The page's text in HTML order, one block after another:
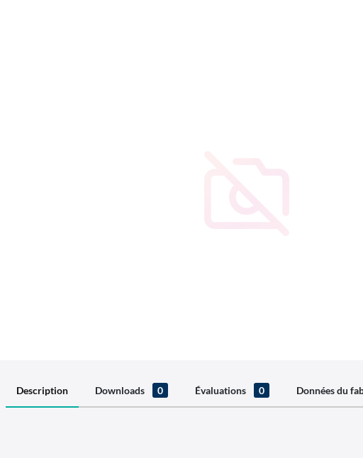
Description Downloads 0 Évaluations 0 Données du